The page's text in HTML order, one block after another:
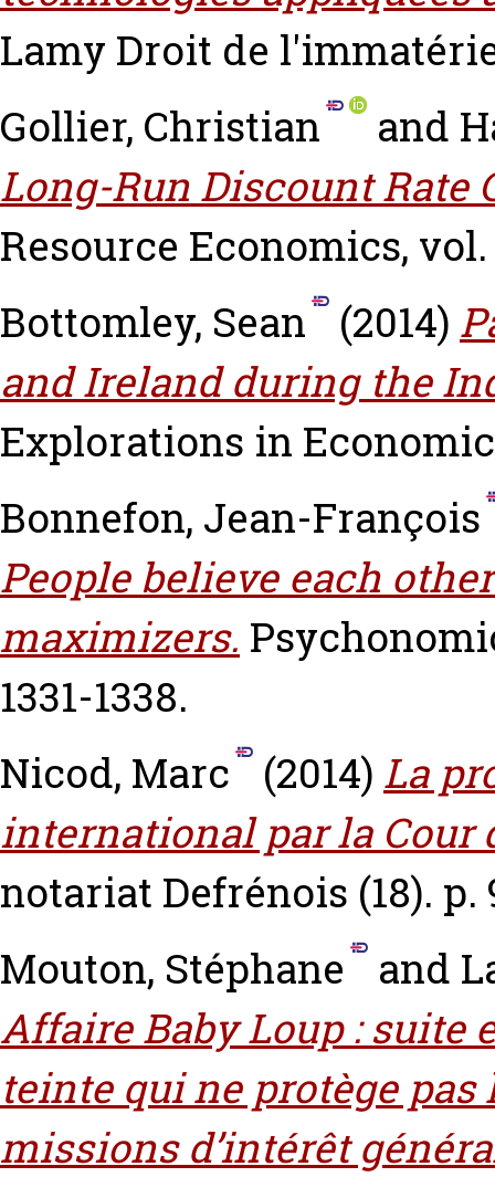
Lamy Droit de
Gollier, Christian
and
Long-Run Discount Rate
Resource Economics,
Bottomley, Sean
(2014)
and Ireland during the
Explorations in
Bonnefon, Jean-François
People believe each
maximizers.
1331-1338.
Nicod, Marc
(2014) La
international par la Cour
notariat Defrénois (18). p.
Mouton, Stéphane
and
Affaire Baby Loup : suite
teinte qui ne protège
missions d’intérêt